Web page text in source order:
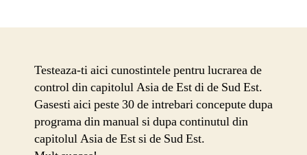
de
Sud
joc
geografie
Testeaza-ti aici cunostintele pentru lucrarea de
control din capitolul Asia de Est di de Sud Est.
Gasesti aici peste 30 de intrebari concepute dupa
programa din manual si dupa continutul din
capitolul Asia de Est si de Sud Est.